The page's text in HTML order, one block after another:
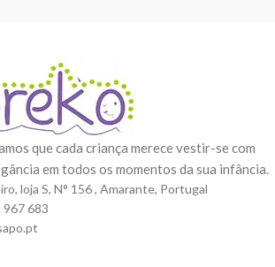
que cada criança merece vestir-se com
em todos os momentos da sua infância.
loja S, N° 156 , Amarante, Portugal
683